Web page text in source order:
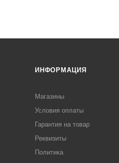
ИНФОРМАЦИЯ
Магазины
Условия оплаты
Гарантия на товар
Реквизиты
Политика